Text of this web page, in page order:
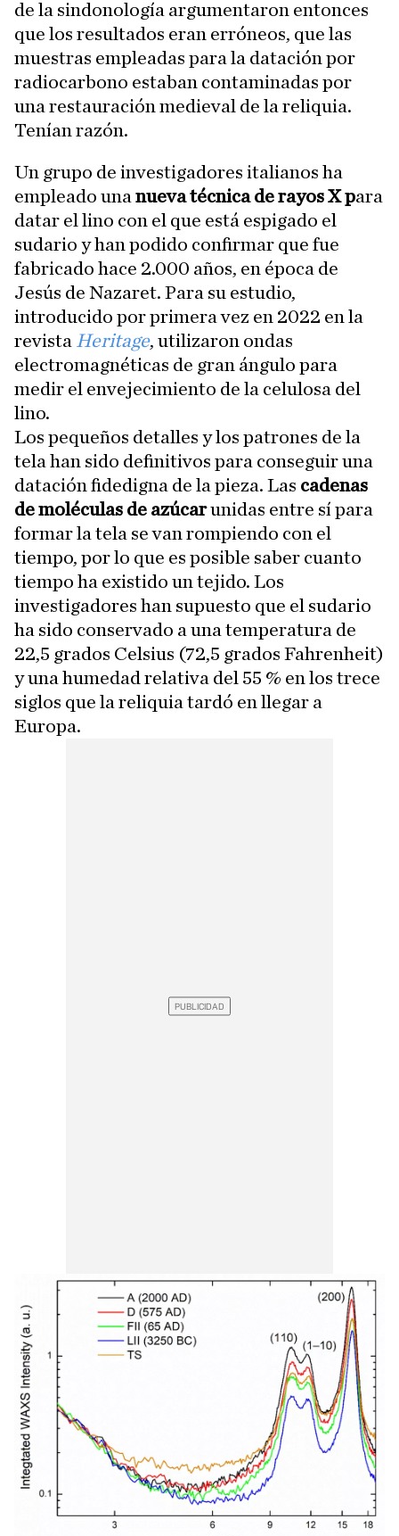
de la sindonología argumentaron entonces
que los resultados eran erróneos, que las
muestras empleadas para la datación por
radiocarbono estaban contaminadas por
una restauración medieval de la reliquia.
Tenían razón.
Un grupo de investigadores italianos ha
empleado una nueva técnica de rayos X para
datar el lino con el que está espigado el
sudario y han podido confirmar que fue
fabricado hace 2.000 años, en época de
Jesús de Nazaret. Para su estudio,
introducido por primera vez en 2022 en la
revista Heritage, utilizaron ondas
electromagnéticas de gran ángulo para
medir el envejecimiento de la celulosa del
lino.
Los pequeños detalles y los patrones de la
tela han sido definitivos para conseguir una
datación fidedigna de la pieza. Las cadenas
de moléculas de azúcarunidas entre sí para
formar la tela se van rompiendo con el
tiempo, por lo que es posible saber cuanto
tiempo ha existido un tejido. Los
investigadores han supuesto que el sudario
ha sido conservado a una temperatura de
22,5 grados Celsius (72,5 grados Fahrenheit)
y una humedad relativa del 55 % en los trece
siglos que la reliquia tardó en llegar a
Europa.